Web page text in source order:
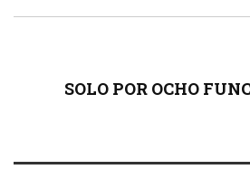
SOLO POR OCHO